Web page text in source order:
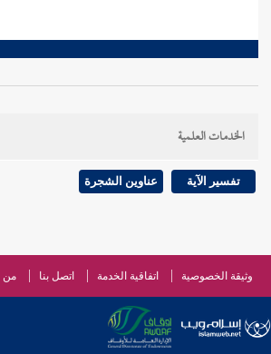
الخدمات العلمية
تفسير الآية عناوين الشجرة
وثيقة الخصوصية اتفاقية الخدمة اتصل بنا من